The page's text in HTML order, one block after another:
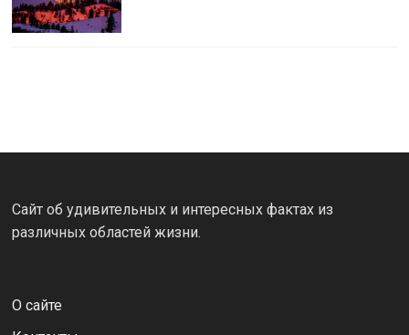
Сайт об удивительных и интересных фактах из
различных областей жизни.
О сайте